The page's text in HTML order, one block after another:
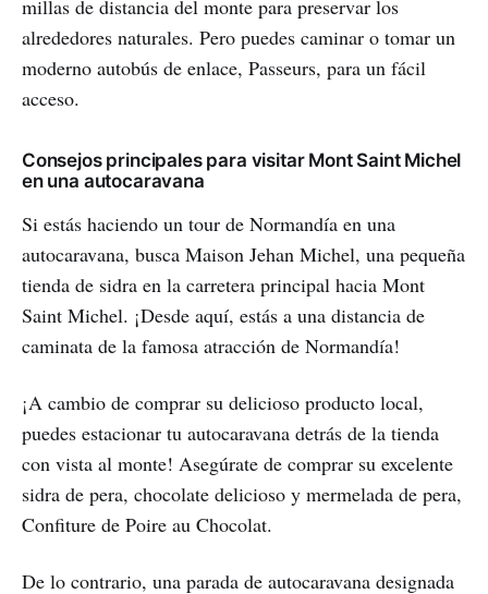
millas de distancia del monte para preservar los
alrededores naturales. Pero puedes caminar o tomar un
moderno autobús de enlace, Passeurs, para un fácil
acceso.
Consejos principales para visitar Mont Saint Michel
en una autocaravana
Si estás haciendo un tour de Normandía en una
autocaravana, busca Maison Jehan Michel, una pequeña
tienda de sidra en la carretera principal hacia Mont
Saint Michel. ¡Desde aquí, estás a una distancia de
caminata de la famosa atracción de Normandía!
¡A cambio de comprar su delicioso producto local,
puedes estacionar tu autocaravana detrás de la tienda
con vista al monte! Asegúrate de comprar su excelente
sidra de pera, chocolate delicioso y mermelada de pera,
Confiture de Poire au Chocolat.
De lo contrario, una parada de autocaravana designada